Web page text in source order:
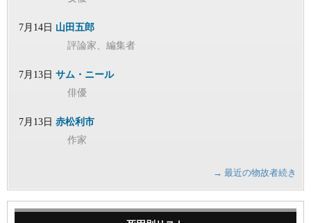
7月14日 山田五郎
評論家、編集者
7月13日 サム・ニール
俳優
7月13日 赤松利市
作家
→ 最近の物故者続き